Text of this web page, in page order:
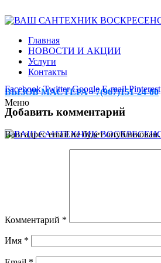
Главная
НОВОСТИ И АКЦИИ
Услуги
Контакты
ВЫЗОВ МАСТЕРА +7(967)151-24-00
Меню
Facebook Twitter Google E-mail Pinterest
Добавить комментарий
Ваш адрес email не будет опубликован.
Комментарий *
Имя *